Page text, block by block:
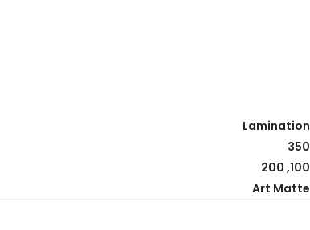
Lamination
350
100, 200
Art Matte